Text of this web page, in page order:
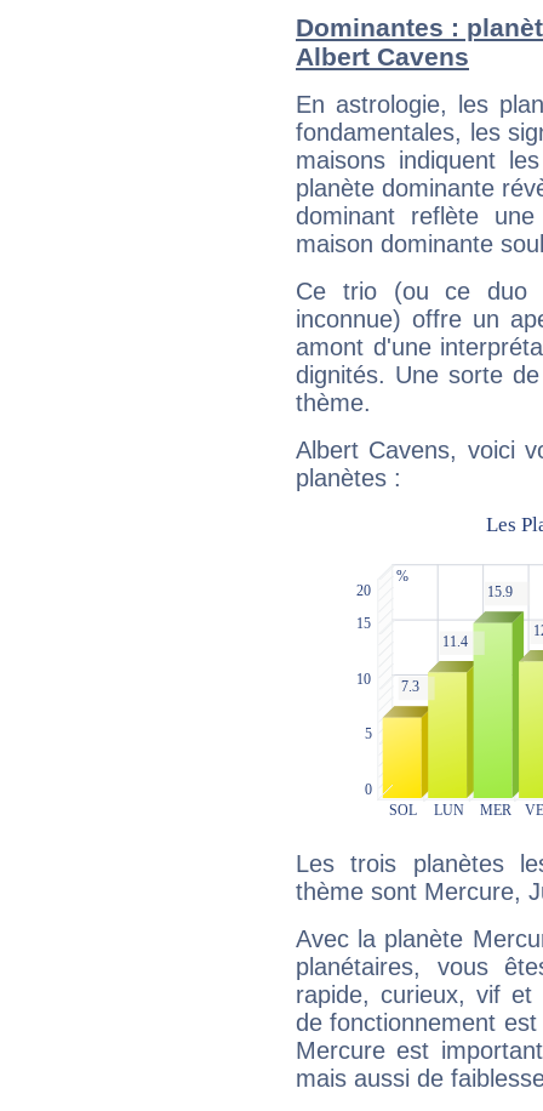
Dominantes :
Albert Cavens
En astrologie, les
fondamentales, les
maisons indiquent
planète dominante
dominant reflète
maison dominante
Ce trio (ou ce duo
inconnue) offre un
amont d'une
dignités. Une sorte
thème.
Albert Cavens, voici
planètes :
Les trois planètes
thème sont Mercure,
Avec la planète
planétaires, vous
rapide, curieux, vif et
de fonctionnement
Mercure est
mais aussi de